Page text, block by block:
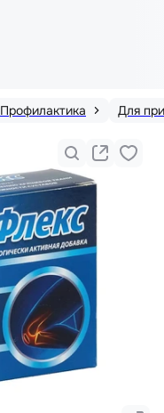
Профилактика Для